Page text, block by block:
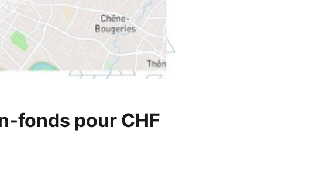
fonds pour CHF